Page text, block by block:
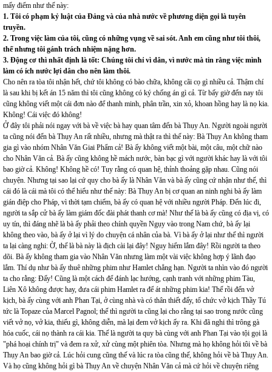
mấy điểm như thế này:
1. Tôi có phạm kỷ luật của Đảng và của nhà nước về phương diện gọi là tuyên
truyền.
2. Trong việc làm của tôi, cũng có những vụng về sai sót. Anh em cũng như tôi thôi,
thế nhưng tôi gánh trách nhiệm nặng hơn.
3. Động cơ thì nhất định là tốt: Chúng tôi chỉ vì dân, vì nước mà tin rằng việc mình
làm có ích nước lợi dân cho nên làm thôi.
Cho nên ra tòa tôi nhận hết, chứ tôi không có bào chữa, không cãi cọ gì nhiều cả. Thậm chí
là sau khi bị kết án 15 năm thì tôi cũng không có ký chống án gì cả. Từ bấy giờ đến nay tôi
cũng không viết một cái đơn nào để thanh minh, phân trần, xin xỏ, khoan hồng hay là nọ kia.
Không! Cái việc đó không!
Ở đây tôi phải nói ngay với bà về việc bà hay quan tâm đến bà Thụy An. Người ngoài người
ta cũng nói đến bà Thụy An rất nhiều, nhưng mà thật ra thì thế này: Bà Thụy An không tham
gia gì vào nhóm Nhân Văn Giai Phẩm cả! Bà ấy không viết một bài, một câu, một chữ nào
cho Nhân Văn cả. Bà ấy cũng không hề mách nước, bàn bạc gì với người khác hay là với tôi
bao giờ cả. Không! Không hề có! Tuy rằng có quan hệ, thỉnh thoảng gặp nhau. Cũng nói
chuyện. Nhưng tại sao lại cứ quy cho bà ấy là Nhân Văn và bà ấy cũng cứ nhận như thế, thì
cái đó là cái mà tôi có thể hiểu như thế này: Bà Thụy An bị cơ quan an ninh nghi bà ấy làm
gián điệp cho Pháp, vì thời tạm chiếm, bà ấy có quan hệ với nhiều người Pháp. Đến lúc đi,
người ta sắp cử bà ấy làm giám đốc đài phát thanh cơ mà! Như thế là bà ấy cũng có địa vị, có
uy tín, thì đáng nhẽ là bà ấy phải theo chính quyền Ngụy vào trong Nam chứ, bà ấy lại
không theo vào, bà ấy ở lại vì lý do chuyện cá nhân của bà. Vì bà ấy ở lại như thế thì người
ta lại càng nghi: Ờ, thế là bà này là địch cài lại đây! Nguy hiểm lắm đây! Rồi người ta theo
dõi. Bà ấy không tham gia vào Nhân Văn nhưng làm một vài việc không hợp ý lãnh đạo
lắm. Thí dụ như bà ấy thuê những phim như Hamlet chẳng hạn. Người ta nhìn vào đó người
ta cho rằng: Đấy! Cũng là một cách để đánh lạc hướng, cạnh tranh với những phim Tàu,
Liên Xô không được hay, đưa cái phim Hamlet ra để át những phim kia! Thế rồi đến vở
kịch, bà ấy cùng với anh Phan Tại, ở cùng nhà và có thân thiết đấy, tổ chức vở kịch Thầy Tú
tức là Topaze của Marcel Pagnol; thế thì người ta cũng lại cho rằng tại sao trong nước cũng
viết vở nọ, vở kia, thiếu gì, không diễn, mà lại đem vở kịch ấy ra. Khi đã nghi thì trông gà
hóa cuốc, cái nọ thành ra cái kia. Thế là người ta quy bà cùng với anh Phan Tại vào tội gọi là
"phá hoại chính trị" và đem ra xử, xử cùng một phiên tòa. Nhưng mà họ không hỏi tôi về bà
Thụy An bao giờ cả. Lúc hỏi cung cũng thế và lúc ra tòa cũng thế, không hỏi về bà Thụy An.
Và họ cũng không hỏi gì bà Thụy An về chuyện Nhân Văn cả mà cứ hỏi về chuyện riêng